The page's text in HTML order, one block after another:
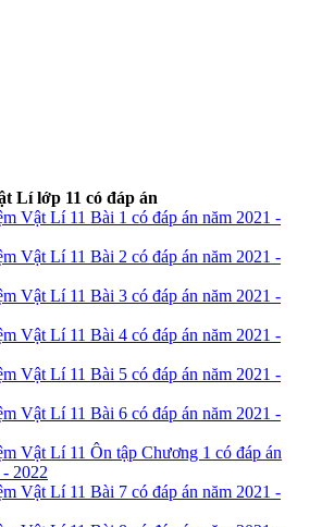
Lí lớp 11 có đáp án
Vật Lí 11 Bài 1 có đáp án năm 2021 -
Vật Lí 11 Bài 2 có đáp án năm 2021 -
Vật Lí 11 Bài 3 có đáp án năm 2021 -
Vật Lí 11 Bài 4 có đáp án năm 2021 -
Vật Lí 11 Bài 5 có đáp án năm 2021 -
Vật Lí 11 Bài 6 có đáp án năm 2021 -
Vật Lí 11 Ôn tập Chương 1 có đáp án
2022
Vật Lí 11 Bài 7 có đáp án năm 2021 -